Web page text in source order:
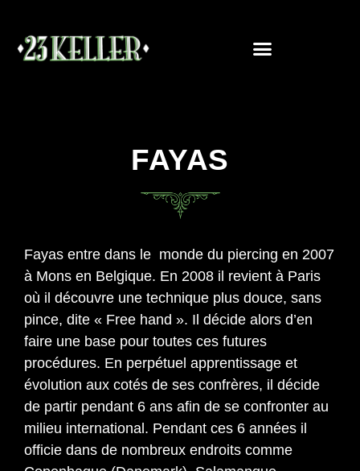
FAYAS
Fayas entre dans le monde du piercing en 2007
à Mons en Belgique. En 2008 il revient à Paris
où il découvre une technique plus douce, sans
pince, dite « Free hand ». Il décide alors d’en
faire une base pour toutes ces futures
procédures. En perpétuel apprentissage et
évolution aux cotés de ses confrères, il décide
de partir pendant 6 ans afin de se confronter au
milieu international. Pendant ces 6 années il
officie dans de nombreux endroits comme